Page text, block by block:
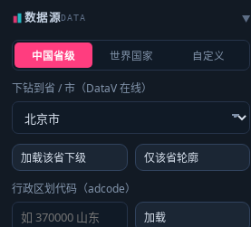
☰ 面板 地图
数据源DATA ▶
中国省级 世界国家 自定义
下钻到省 / 市（DataV 在线）
加载该省下级
仅该省轮廓
行政区划代码（adcode）
加载